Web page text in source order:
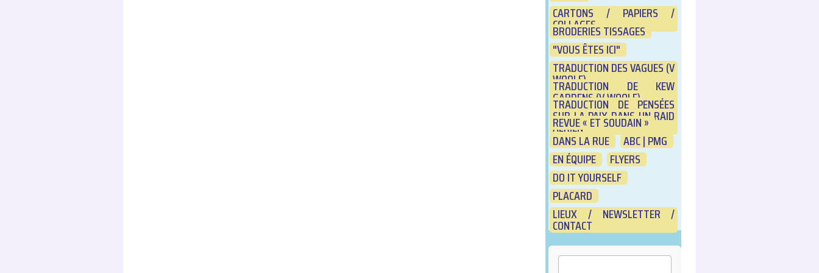
CARTONS / PAPIERS /
COLLAGES
BRODERIES TISSAGES
"VOUS ÊTES ICI"
TRADUCTION DES VAGUES (V
WOOLF)
TRADUCTION DE KEW
GARDENS (V WOOLF)
TRADUCTION DE PENSÉES
SUR LA PAIX DANS UN RAID
AÉRIEN
REVUE « ET SOUDAIN »
DANS LA RUE
ABC | PMG
EN ÉQUIPE
FLYERS
DO IT YOURSELF
PLACARD
LIEUX / NEWSLETTER /
CONTACT